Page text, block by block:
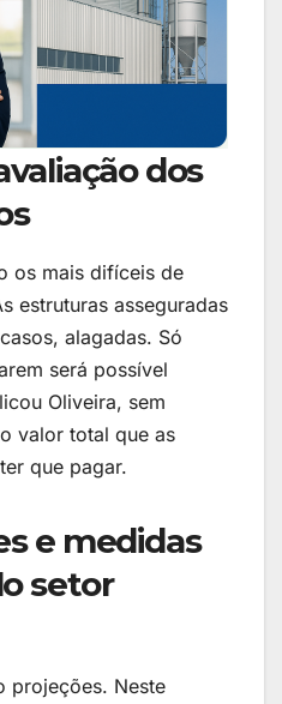
dos
os mais difíceis de
estruturas asseguradas
alagadas. Só
será possível
Oliveira, sem
valor total que as
que pagar.
e medidas
setor
projeções. Neste